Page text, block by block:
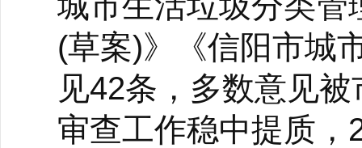
(草案)》《信阳市城
见42条，多数意见
审查工作稳中提质